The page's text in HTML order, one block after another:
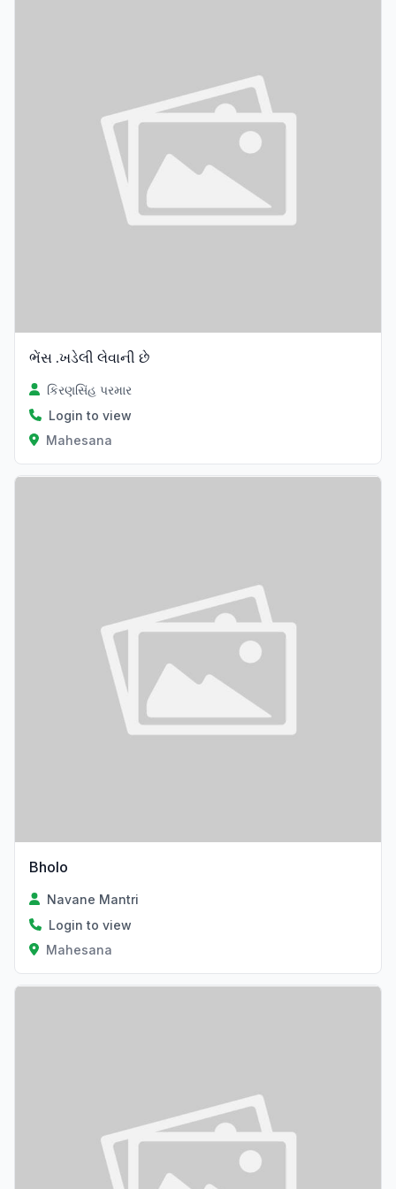
ભેંસ .ખડેલી લેવાની છે
કિરણસિંહ પરમાર
Login to view
Mahesana
Bholo
Navane Mantri
Login to view
Mahesana